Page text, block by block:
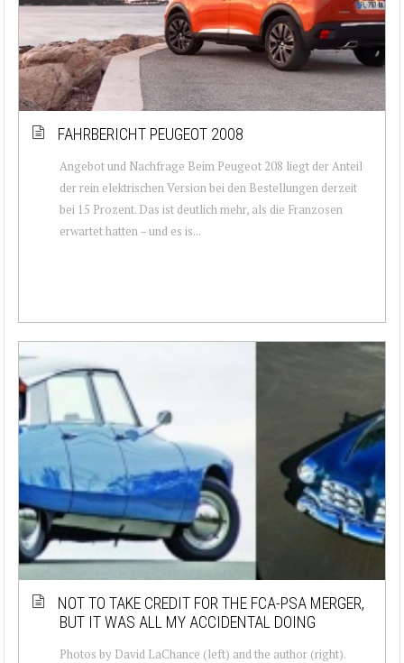
FAHRBERICHT PEUGEOT 2008
Angebot und Nachfrage Beim Peugeot 208 liegt der Anteil
der rein elektrischen Version bei den Bestellungen derzeit
bei 15 Prozent. Das ist deutlich mehr, als die Franzosen
erwartet hatten – und es is...
NOT TO TAKE CREDIT FOR THE FCA-PSA MERGER,
BUT IT WAS ALL MY ACCIDENTAL DOING
Photos by David LaChance (left) and the author (right).